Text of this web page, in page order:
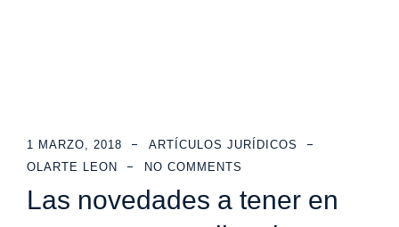
1 MARZO, 2018
ARTÍCULOS JURÍDICOS
OLARTE LEON
NO COMMENTS
Las novedades a tener en